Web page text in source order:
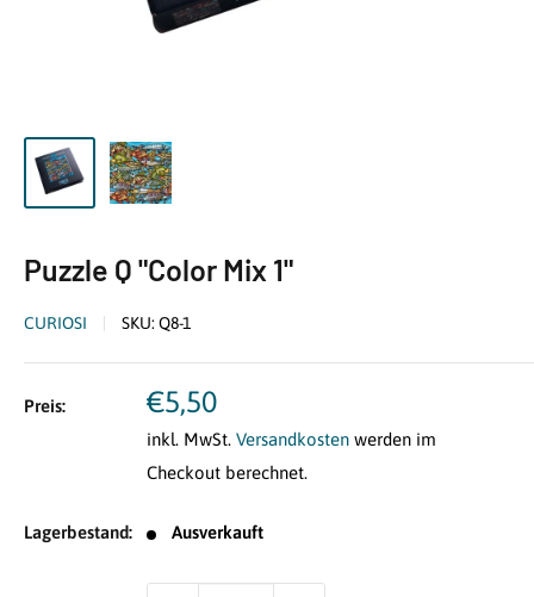
Puzzle Q "Color Mix 1"
CURIOSI SKU: Q8-1
Preis: Sonderpreis
€5,50
inkl. MwSt. Versandkosten werden im
Checkout berechnet.
Lagerbestand: Ausverkauft